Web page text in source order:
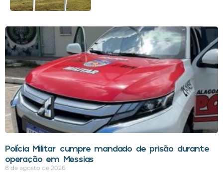
Polícia Militar cumpre mandado de prisão durante
operação em Messias
8 de agosto de 2026